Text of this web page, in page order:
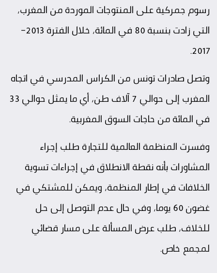
رسوم جمركية على المنتوجات الموردة من المغرب،
التي زادت بنسبة 80 في المائة، خلال الفترة 2013-
2017.
وتصل صادرات تونس من الكراس المدرسي في اتجاه
المغرب إلى حوالي 7 آلاف طن، أي ما يمثل حوالي 33
في المائة من حاجات السوق المغربية.
وفسرت المنظمة العالمية للتجارة طلب إجراء
المشاورات بأنه نقطة الانطلاق في إجراءات تسوية
الخلافات في إطار المنظمة، ويمكن للمشتكي في
غضون 60 يوما، وفي حال عدم التوصل إلى حل
للخلاف، طلب عرض المسألة على مسار قضائي
لمجمع خاص.